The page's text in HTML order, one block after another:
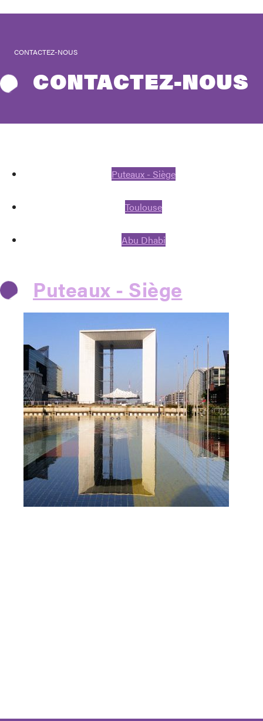
CONTACTEZ-NOUS
CONTACTEZ-NOUS
Puteaux - Siège
Toulouse
Abu Dhabi
Puteaux - Siège